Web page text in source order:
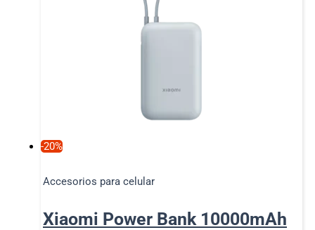
-20%
Accesorios para celular
Xiaomi Power Bank 10000mAh